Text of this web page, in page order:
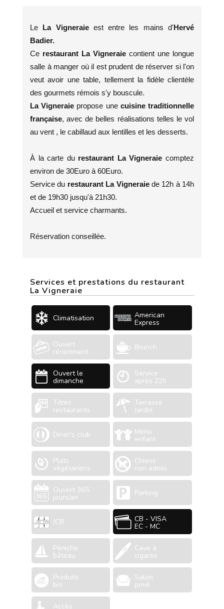
Le La Vigneraie est entre les mains d'Hervé
Badier.
Ce restaurant La Vigneraie contient une longue
salle à manger où il est prudent de réserver si l'on
veut avoir une table, tellement la fidèle clientèle
des gourmets rémois s'y bouscule.
La Vigneraie propose une cuisine traditionnelle
française, avec de belles réalisations telles le vol
au vent , le cabillaud aux lentilles et les desserts.
À la carte du restaurant La Vigneraiecomptez
environ de 30Euro à 60Euro.
Service du restaurant La Vigneraie de 12h à 14h
et de 19h30 jusqu'à 21h30.
Accueil et service charmants.
Réservation conseillée.
Services et prestations du restaurant
La Vigneraie
Climatisation American
Express
Ouvert
récemment Brunch
Ouvert le
dimanche
Service
après 22h
Titres
restaurants
Terrasse
Jardin
Diner's club Menu
enfant
Plats
végétariens
Chiens
non admis
Ouvert 365
jours/an Parking
JCB CB - VISA
EC - MC
Péniche
bâteau
Cave à
cigares
Produits
bio
Salon
privé
Accès